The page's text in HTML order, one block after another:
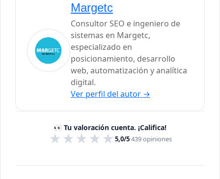
Margetc
Consultor SEO e ingeniero de
sistemas en Margetc,
especializado en
posicionamiento, desarrollo
web, automatización y analítica
digital.
Ver perfil del autor →
👀 Tu valoración cuenta. ¡Califica!
★
★
★
★
★ 5,0/5·439opiniones